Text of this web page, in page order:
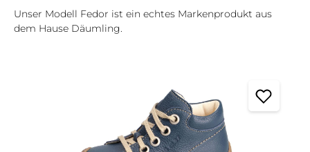
Unser Modell Fedor ist ein echtes Markenprodukt aus
dem Hause Däumling.